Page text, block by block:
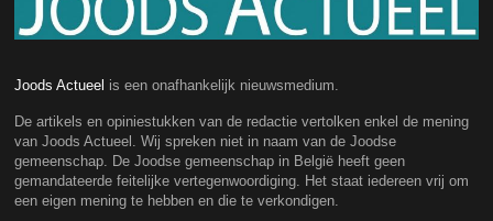
Joods Actueel is een onafhankelijk nieuwsmedium.
De artikels en opiniestukken van de redactie vertolken enkel de mening
van Joods Actueel. Wij spreken niet in naam van de Joodse
gemeenschap. De Joodse gemeenschap in België heeft geen
gemandateerde feitelijke vertegenwoordiging. Het staat iedereen vrij om
een eigen mening te hebben en die te verkondigen.